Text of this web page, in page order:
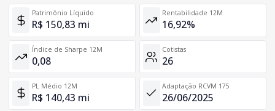
Patrimônio Líquido
R$ 150,83 mi
Rentabilidade 12M
16,92%
Índice de Sharpe 12M
0,08
Cotistas
26
PL Médio 12M
R$ 140,43 mi
Adaptação RCVM 175
26/06/2025